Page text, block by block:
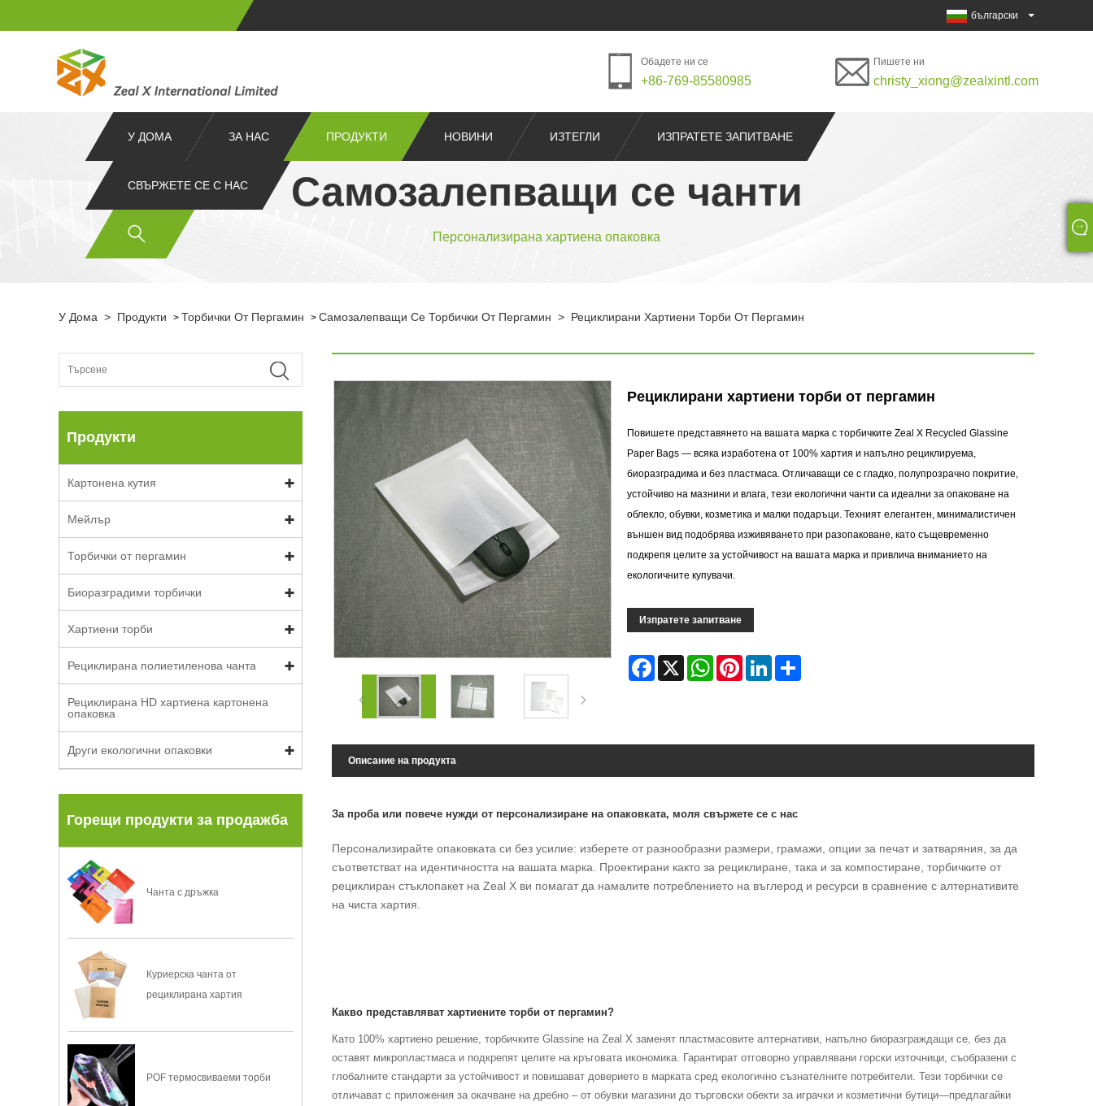
български
Обадете ни се
+86-769-85580985
Пишете ни
christy_xiong@zealxintl.com
У ДОМА ЗА НАС ПРОДУКТИ НОВИНИ ИЗТЕГЛИ ИЗПРАТЕТЕ ЗАПИТВАНЕ
СВЪРЖЕТЕ СЕ С НАС Самозалепващи се чанти
Персонализирана хартиена опаковка
У Дома > Продукти > Торбички От Пергамин > Самозалепващи Се Торбички От Пергамин > Рециклирани Хартиени Торби От Пергамин
Продукти
Картонена кутия
Мейлър
Торбички от пергамин
Биоразградими торбички
Хартиени торби
Рециклирана полиетиленова чанта
Рециклирана HD хартиена картонена
опаковка
Други екологични опаковки
Горещи продукти за продажба
Чанта с дръжка
Куриерска чанта от
рециклирана хартия
POF термосвиваеми торби
Рециклирани хартиени торби от пергамин
Повишете представянето на вашата марка с торбичките Zeal X Recycled Glassine
Paper Bags — всяка изработена от 100% хартия и напълно рециклируема,
биоразградима и без пластмаса. Отличаващи се с гладко, полупрозрачно покритие,
устойчиво на мазнини и влага, тези екологични чанти са идеални за опаковане на
облекло, обувки, козметика и малки подаръци. Техният елегантен, минималистичен
външен вид подобрява изживяването при разопаковане, като същевременно
подкрепя целите за устойчивост на вашата марка и привлича вниманието на
екологичните купувачи.
Изпратете запитване
Facebook WhatsAppPinterestLinkedIn
Описание на продукта
За проба или повече нужди от персонализиране на опаковката, моля свържете се с нас
Персонализирайте опаковката си без усилие: изберете от разнообразни размери, грамажи, опции за печат и затваряния, за да
съответстват на идентичността на вашата марка. Проектирани както за рециклиране, така и за компостиране, торбичките от
рециклиран стъклопакет на Zeal X ви помагат да намалите потреблението на въглерод и ресурси в сравнение с алтернативите
на чиста хартия.
Какво представляват хартиените торби от пергамин?
Като 100% хартиено решение, торбичките Glassine на Zeal X заменят пластмасовите алтернативи, напълно биоразграждащи се, без да
оставят микропластмаса и подкрепят целите на кръговата икономика. Гарантират отговорно управлявани горски източници, съобразени с
глобалните стандарти за устойчивост и повишават доверието в марката сред екологично съзнателните потребители. Тези торбички се
отличават с приложения за окачване на дребно – от обувки магазини до търговски обекти за играчки и козметични бутици—предлагайки